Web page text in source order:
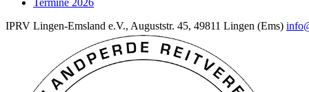
Termine 2026
IPRV Lingen-Emsland e.V., Auguststr. 45, 49811 Lingen (Ems)